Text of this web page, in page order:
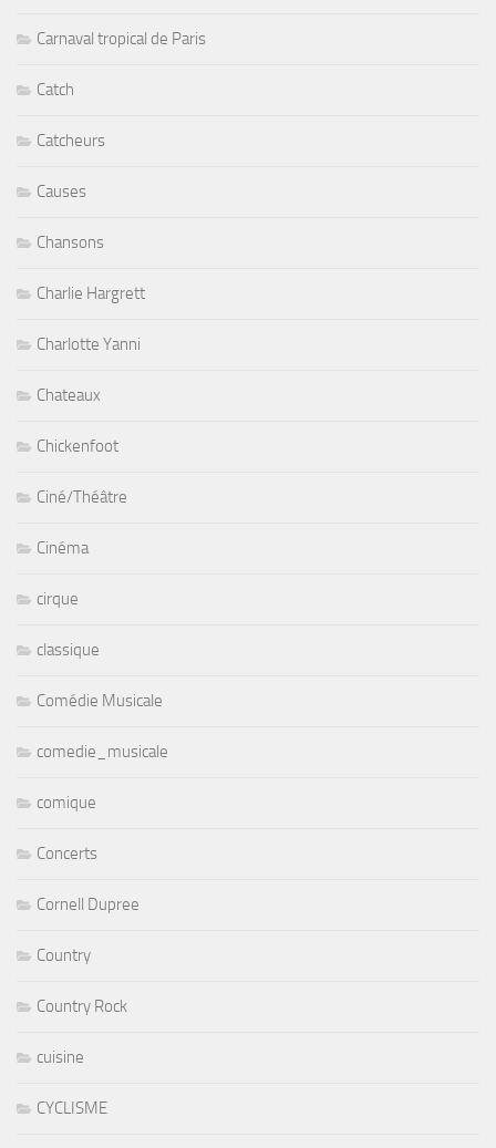
Carnaval tropical de Paris
Catch
Catcheurs
Causes
Chansons
Charlie Hargrett
Charlotte Yanni
Chateaux
Chickenfoot
Ciné/Théâtre
Cinéma
cirque
classique
Comédie Musicale
comedie_musicale
comique
Concerts
Cornell Dupree
Country
Country Rock
cuisine
CYCLISME